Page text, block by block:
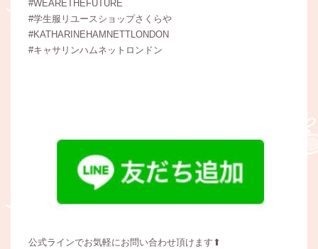
#WEARETHEFUTURE
#学生服リユースショップさくらや
#KATHARINEHAMNETTLONDON
#キャサリンハムネットロンドン
公式ラインでお気軽にお問い合わせ頂けます⬆